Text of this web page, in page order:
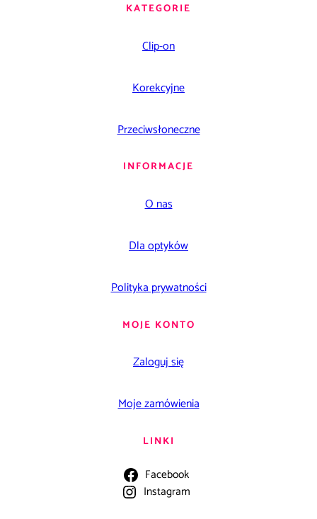
KATEGORIE
Clip-on
Korekcyjne
Przeciwsłoneczne
INFORMACJE
O nas
Dla optyków
Polityka prywatności
MOJE KONTO
Zaloguj się
Moje zamówienia
LINKI
Facebook
Instagram